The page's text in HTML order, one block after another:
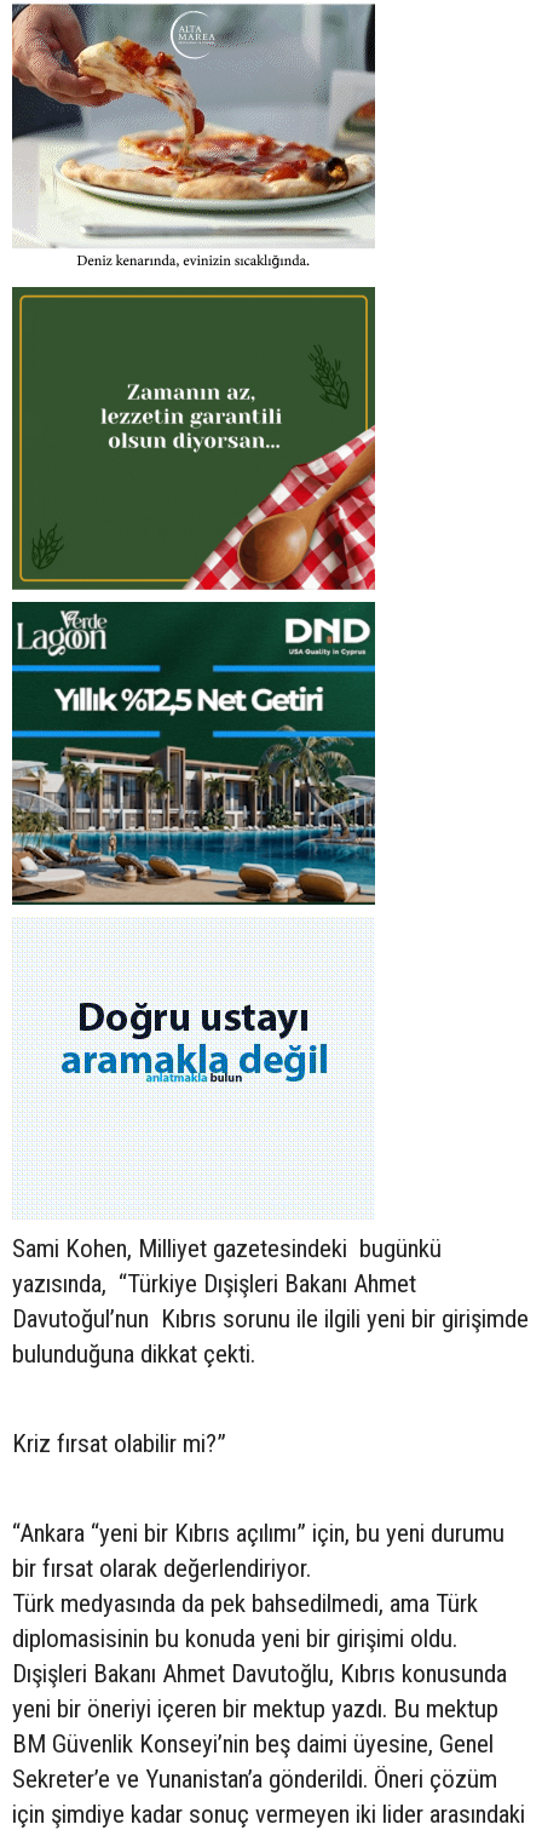
Sami Kohen, Milliyet gazetesindeki bugünkü
yazısında, “Türkiye Dışişleri Bakanı Ahmet
Davutoğul’nun Kıbrıs sorunu ile ilgili yeni bir girişimde
bulunduğuna dikkat çekti.
Kriz fırsat olabilir mi?”
“Ankara “yeni bir Kıbrıs açılımı” için, bu yeni durumu
bir fırsat olarak değerlendiriyor.
Türk medyasında da pek bahsedilmedi, ama Türk
diplomasisinin bu konuda yeni bir girişimi oldu.
Dışişleri Bakanı Ahmet Davutoğlu, Kıbrıs konusunda
yeni bir öneriyi içeren bir mektup yazdı. Bu mektup
BM Güvenlik Konseyi’nin beş daimi üyesine, Genel
Sekreter’e ve Yunanistan’a gönderildi. Öneri çözüm
için şimdiye kadar sonuç vermeyen iki lider arasındaki